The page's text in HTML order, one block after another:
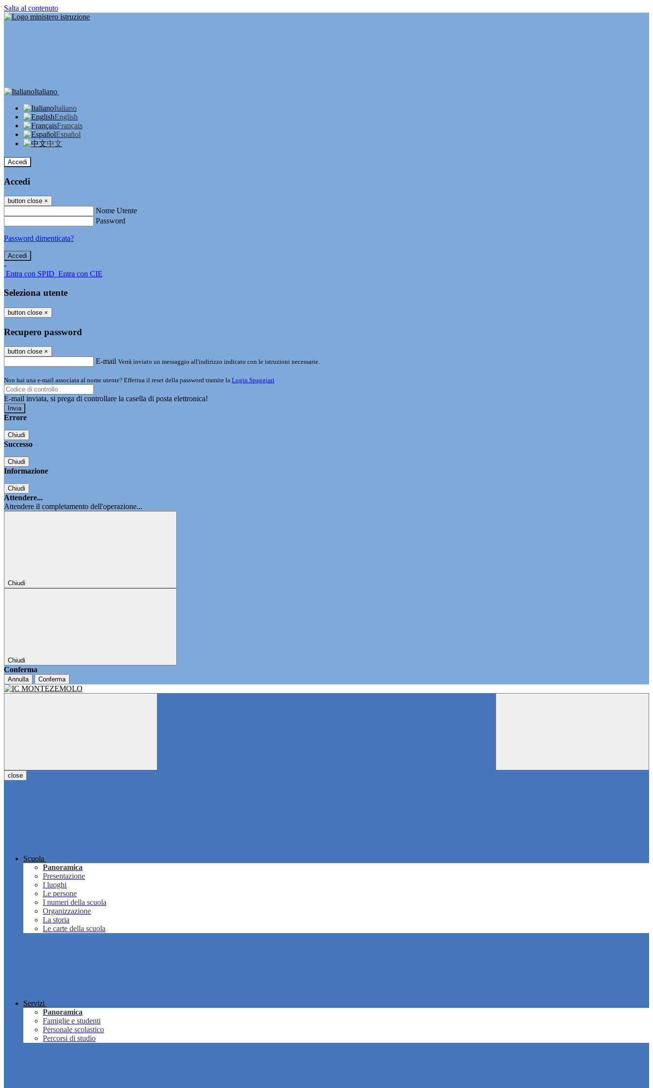
Salta al contenuto
Italiano
Italiano
English
Français
Español
中文
Accedi
Accedi
button close ×
Nome Utente
Password
Password dimenticata?
-
Entra con SPID Entra con CIE
Seleziona utente
button close ×
Recupero password
button close ×
E-mail Verrà inviato un messaggio all'indirizzo indicato con le istruzioni necessarie.
Non hai una e-mail associata al nome utente? Effettua il reset della password tramite la Login Spaggiari
E-mail inviata, si prega di controllare la casella di posta elettronica!
Errore
Chiudi
Successo
Chiudi
Informazione
Chiudi
Attendere...
Attendere il completamento dell'operazione...
Chiudi
Chiudi
Conferma
Annulla Conferma
close
Scuola
Panoramica
Presentazione
I luoghi
Le persone
I numeri della scuola
Organizzazione
La storia
Le carte della scuola
Servizi
Panoramica
Famiglie e studenti
Personale scolastico
Percorsi di studio